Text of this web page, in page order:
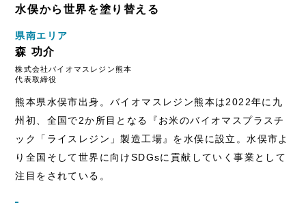
水俣から世界を塗り替える
県南エリア
森 功介
株式会社バイオマスレジン熊本
代表取締役
熊本県水俣市出身。バイオマスレジン熊本は2022年に九
州初、全国で2か所目となる『お米のバイオマスプラスチ
ック「ライスレジン」製造工場』を水俣に設立。水俣市よ
り全国そして世界に向けSDGsに貢献していく事業として
注目をされている。